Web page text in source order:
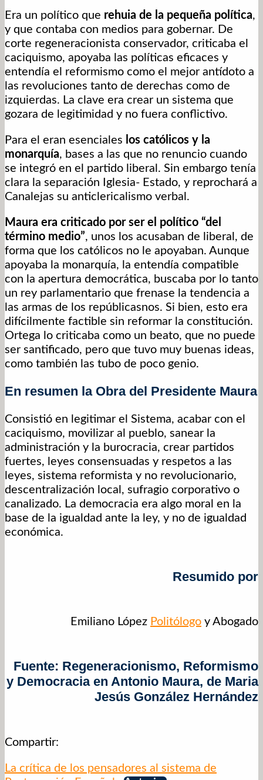
Era un político que rehuia de la pequeña política,
y que contaba con medios para gobernar. De
corte regeneracionista conservador, criticaba el
caciquismo, apoyaba las políticas eficaces y
entendía el reformismo como el mejor antídoto a
las revoluciones tanto de derechas como de
izquierdas. La clave era crear un sistema que
gozara de legitimidad y no fuera conflictivo.
Para el eran esenciales los católicos y la
monarquía, bases a las que no renuncio cuando
se integró en el partido liberal. Sin embargo tenía
clara la separación Iglesia- Estado, y reprochará a
Canalejas su anticlericalismo verbal.
Maura era criticado por ser el político “del
término medio”, unos los acusaban de liberal, de
forma que los católicos no le apoyaban. Aunque
apoyaba la monarquía, la entendía compatible
con la apertura democrática, buscaba por lo tanto
un rey parlamentario que frenase la tendencia a
las armas de los repúblicasnos. Si bien, esto era
difícilmente factible sin reformar la constitución.
Ortega lo criticaba como un beato, que no puede
ser santificado, pero que tuvo muy buenas ideas,
como también las tubo de poco genio.
En resumen la Obra del Presidente Maura
Consistió en legitimar el Sistema, acabar con el
caciquismo, movilizar al pueblo, sanear la
administración y la burocracia, crear partidos
fuertes, leyes consensuadas y respetos a las
leyes, sistema reformista y no revolucionario,
descentralización local, sufragio corporativo o
canalizado. La democracia era algo moral en la
base de la igualdad ante la ley, y no de igualdad
económica.
Resumido por
Emiliano López Politólogo y Abogado
Fuente: Regeneracionismo, Reformismo
y Democracia en Antonio Maura, de Maria
Jesús González Hernández
Compartir:
La crítica de los pensadores al sistema de